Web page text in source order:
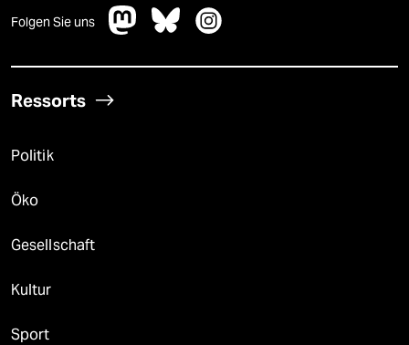
Folgen Sie uns
Ressorts
Politik
Öko
Gesellschaft
Kultur
Sport